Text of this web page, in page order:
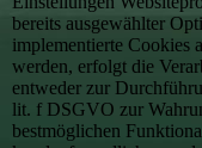
bereits ausgewählter
implementierte Cookies
werden, erfolgt die
entweder zur
lit. f DSGVO zur
bestmöglichen